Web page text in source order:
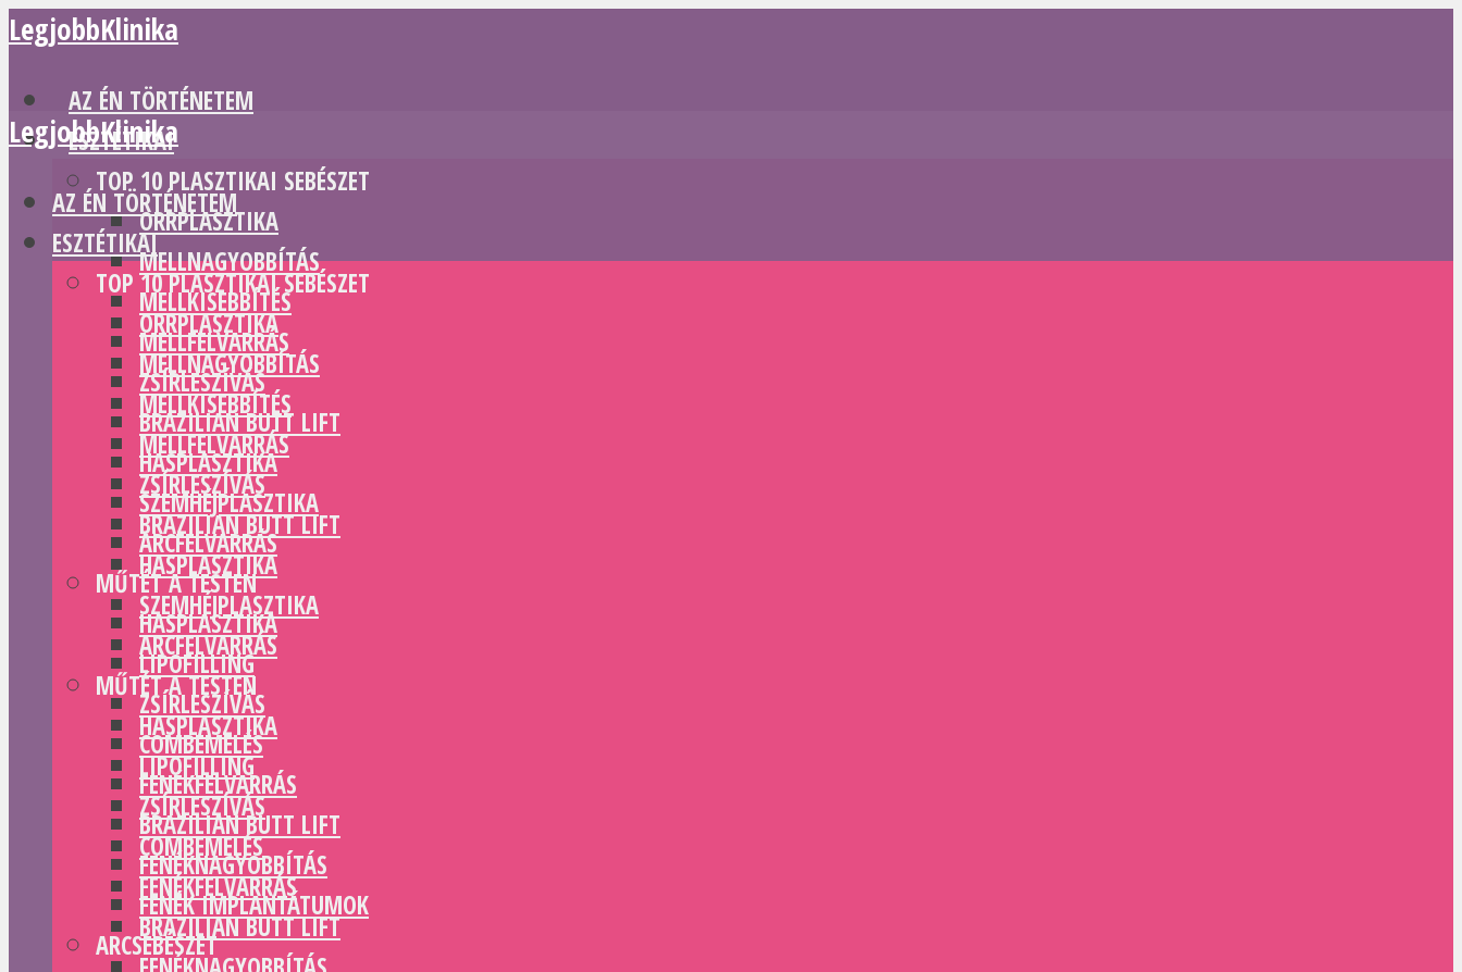
LegjobbKlinika
AZ ÉN TÖRTÉNETEM
ESZTÉTIKAI
TOP 10 PLASZTIKAI SEBÉSZET
ORRPLASZTIKA
MELLNAGYOBBÍTÁS
MELLKISEBBÍTÉS
MELLFELVARRÁS
ZSÍRLESZÍVÁS
BRAZILIAN BUTT LIFT
HASPLASZTIKA
SZEMHÉJPLASZTIKA
ARCFELVARRÁS
MŰTÉT A TESTEN
HASPLASZTIKA
LIPOFILLING
ZSÍRLESZÍVÁS
COMBEMELÉS
FENÉKFELVARRÁS
BRAZILIAN BUTT LIFT
FENÉKNAGYOBBÍTÁS
FENÉK IMPLANTÁTUMOK
ARCSEBÉSZET
LegjobbKlinika
AZ ÉN TÖRTÉNETEM
ESZTÉTIKAI
TOP 10 PLASZTIKAI SEBÉSZET
ORRPLASZTIKA
MELLNAGYOBBÍTÁS
MELLKISEBBÍTÉS
MELLFELVARRÁS
ZSÍRLESZÍVÁS
BRAZILIAN BUTT LIFT
HASPLASZTIKA
SZEMHÉJPLASZTIKA
ARCFELVARRÁS
MŰTÉT A TESTEN
HASPLASZTIKA
LIPOFILLING
ZSÍRLESZÍVÁS
COMBEMELÉS
FENÉKFELVARRÁS
BRAZILIAN BUTT LIFT